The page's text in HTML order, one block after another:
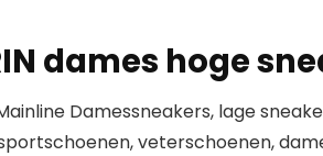
dames hoge
Damessneakers, lage
veterschoenen,